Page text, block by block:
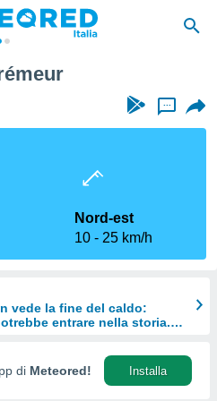
...
Nord-est
10
25 km/h
vede la fine del caldo:
entrare nella storia.
di Meteored! Installa